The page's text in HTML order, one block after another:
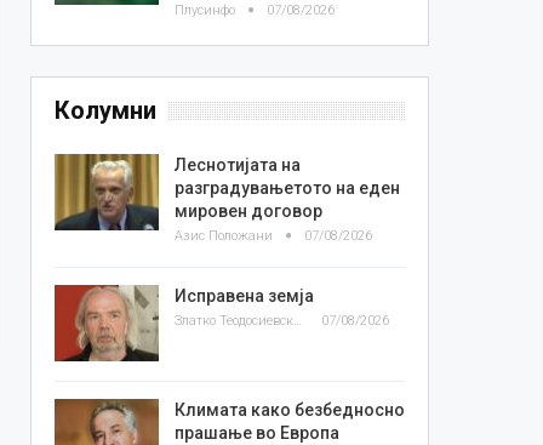
Плусинфо 07/08/2026
Колумни
Леснотијата на
разградувањетото на еден
мировен договор
Азис Положани 07/08/2026
Исправена земја
Златко Теодосиевски 07/08/2026
Климата како безбедносно
прашање во Европа